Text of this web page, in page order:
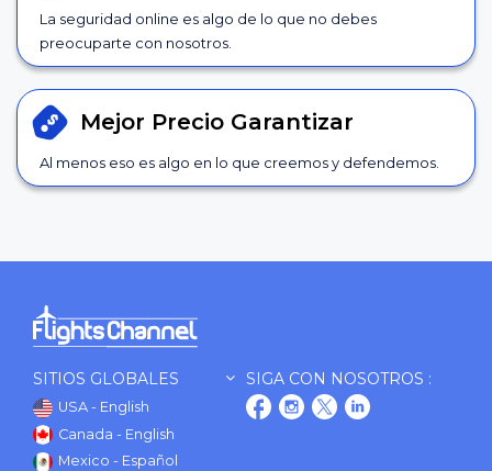
La seguridad online es algo de lo que no debes
preocuparte con nosotros.
Mejor Precio Garantizar
Al menos eso es algo en lo que creemos y defendemos.
SITIOS GLOBALES
USA - English
Canada - English
Mexico - Español
SIGA CON NOSOTROS :